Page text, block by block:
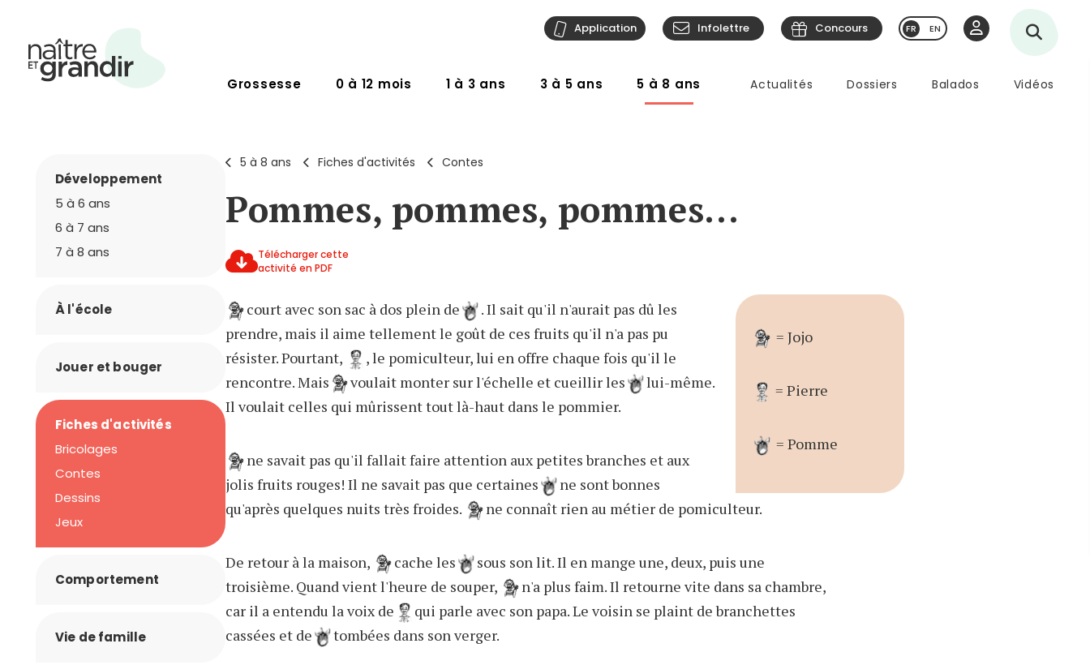
Grossesse 0 à 12 mois 1 à 3 ans 3 à 5 ans 5 à 8 ans Actualités Dossiers Balados Vidéos
Application Infolettre Concours EN
5 à 8 ans Fiches d'activités Contes
Pommes, pommes, pommes…
Télécharger cette
activité en PDF
= Jojo
= Pierre
= Pomme
court avec son sac à dos plein de
. Il sait qu'il n'aurait pas dû les
prendre, mais il aime tellement le goût de ces fruits qu'il n'a pas pu
résister. Pourtant,
, le pomiculteur, lui en offre chaque fois qu'il le
rencontre. Mais
voulait monter sur l'échelle et cueillir les
lui-même.
Il voulait celles qui mûrissent tout là-haut dans le pommier.
ne savait pas qu'il fallait faire attention aux petites branches et aux
jolis fruits rouges! Il ne savait pas que certaines
ne sont bonnes
qu'après quelques nuits très froides.
ne connaît rien au métier de pomiculteur.
De retour à la maison, cache les
sous son lit. Il en mange une, deux, puis une
troisième. Quand vient l'heure de souper,
n'a plus faim. Il retourne vite dans sa chambre,
car il a entendu la voix de
qui parle avec son papa. Le voisin se plaint de branchettes
cassées et de
tombées dans son verger.
Développement
5 à 6 ans
6 à 7 ans
7 à 8 ans
À l'école
Jouer et bouger
Fiches d'activités
Bricolages
Contes
Dessins
Jeux
Comportement
Vie de famille